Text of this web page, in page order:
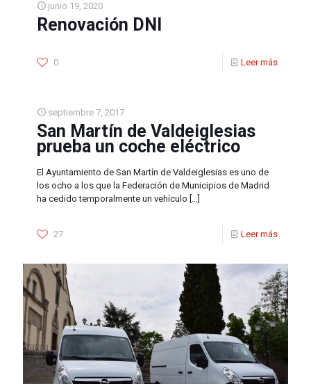
junio 19, 2020
Renovación DNI
0 Leer más
septiembre 7, 2017
San Martín de Valdeiglesias
prueba un coche eléctrico
El Ayuntamiento de San Martín de Valdeiglesias es uno de
los ocho a los que la Federación de Municipios de Madrid
ha cedido temporalmente un vehículo […]
27 Leer más